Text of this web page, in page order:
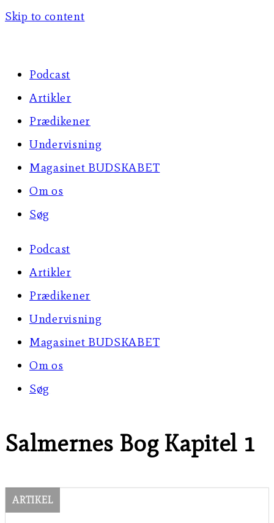
Skip to content
Podcast
Artikler
Prædikener
Undervisning
Magasinet BUDSKABET
Om os
Søg
Podcast
Artikler
Prædikener
Undervisning
Magasinet BUDSKABET
Om os
Søg
Salmernes Bog Kapitel 1
ARTIKEL